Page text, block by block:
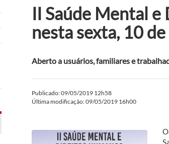
II Saúde Mental
nesta sexta, 10
Aberto a usuários, familiares e
Publicado: 09/05/2019 12h58
Última modificação: 09/05/2019 16h00